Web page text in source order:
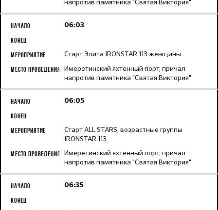
напротив памятника "Святая Виктория"
06:03
Старт Элита IRONSTAR 113 женщины
Имеретинский яхтенный порт, причал
напротив памятника "Святая Виктория"
06:05
Старт ALL STARS, возрастные группы
IRONSTAR 113
Имеретинский яхтенный порт, причал
напротив памятника "Святая Виктория"
06:35